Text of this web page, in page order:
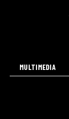
MULTIMEDIA